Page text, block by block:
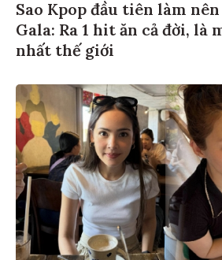
Sao Kpop đầu tiên làm
Gala: Ra 1 hit ăn cả đời, là
nhất thế giới